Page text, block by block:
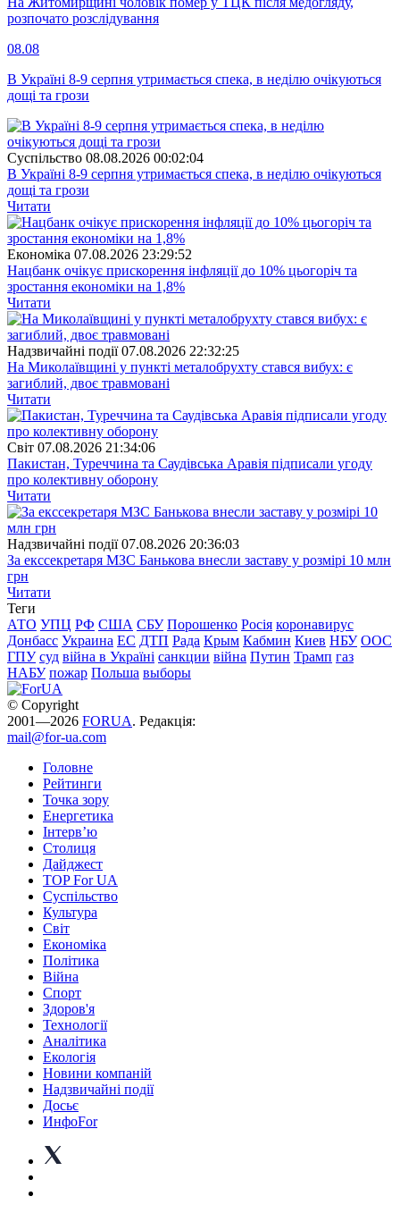
розпочато розслідування
08.08
В Україні 8-9 серпня утримається спека, в неділю очікуються
дощі та грози
Суспiльство 08.08.2026 00:02:04
В Україні 8-9 серпня утримається спека, в неділю очікуються
дощі та грози
Читати
Економіка 07.08.2026 23:29:52
Нацбанк очікує прискорення інфляції до 10% цьогоріч та
зростання економіки на 1,8%
Читати
Надзвичайні події 07.08.2026 22:32:25
На Миколаївщині у пункті металобрухту стався вибух: є
загиблий, двоє травмовані
Читати
Свiт 07.08.2026 21:34:06
Пакистан, Туреччина та Саудівська Аравія підписали угоду
про колективну оборону
Читати
Надзвичайні події 07.08.2026 20:36:03
За екссекретаря МЗС Банькова внесли заставу у розмірі 10 млн
грн
Читати
Теги
АТО УПЦ РФ США СБУ Порошенко Росія коронавирус
Донбасс Украина ЕС ДТП Рада Крым Кабмин Киев НБУ ООС
ГПУ суд війна в Україні санкции війна Путин Трамп газ
НАБУ пожар Польша выборы
© Copyright
2001—2026 FORUA. Редакція:
mail@for-ua.com
Головне
Рейтинги
Точка зору
Енергетика
Інтерв’ю
Столиця
Дайджест
TOP For UA
Суспiльство
Культура
Світ
Економіка
Політика
Війна
Спорт
Здоров'я
Технології
Аналітика
Екологія
Новини компаній
Надзвичайні події
Досьє
ИнфоFor